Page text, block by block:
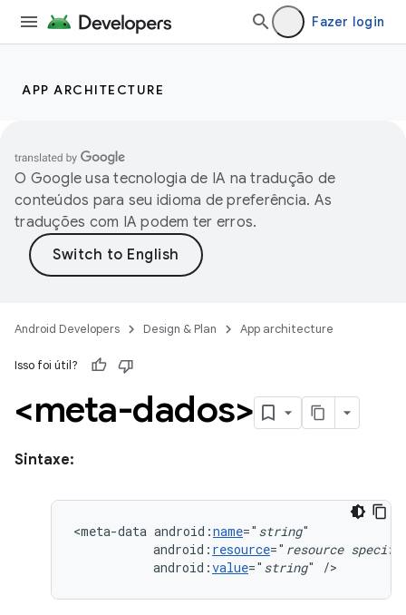
Fazer login
APP ARCHITECTURE
O Google usa tecnologia de IA na tradução de
conteúdos para seu idioma de preferência. As
traduções com IA podem ter erros.
Android Developers Design & Plan App architecture
Isso foi útil?
<meta-dados>
Sintaxe:
<meta-data android:name=" string
android: resource=" resource
android:value=" string" />